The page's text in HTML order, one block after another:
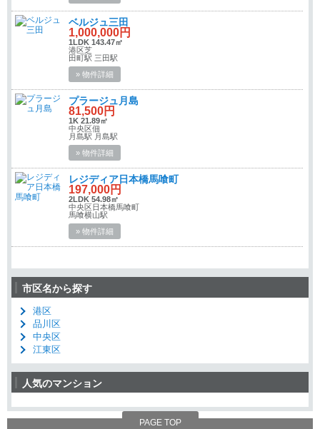
ベルジュ三田
1,000,000円
1LDK 143.47㎡
港区芝
田町駅 三田駅
» 物件詳細
プラージュ月島
81,500円
1K 21.89㎡
中央区佃
月島駅 月島駅
» 物件詳細
レジディア日本橋馬喰町
197,000円
2LDK 54.98㎡
中央区日本橋馬喰町
馬喰横山駅
» 物件詳細
市区名から探す
港区
品川区
中央区
江東区
人気のマンション
PAGE TOP